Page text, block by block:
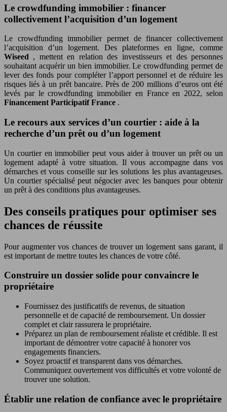
Le crowdfunding immobilier : financer
collectivement l’acquisition d’un logement
Le crowdfunding immobilier permet de financer collectivement
l’acquisition d’un logement. Des plateformes en ligne, comme
Wiseed , mettent en relation des investisseurs et des personnes
souhaitant acquérir un bien immobilier. Le crowdfunding permet de
lever des fonds pour compléter l’apport personnel et de réduire les
risques liés à un prêt bancaire. Près de 200 millions d’euros ont été
levés par le crowdfunding immobilier en France en 2022, selon
Financement Participatif France .
Le recours aux services d’un courtier : aide à la
recherche d’un prêt ou d’un logement
Un courtier en immobilier peut vous aider à trouver un prêt ou un
logement adapté à votre situation. Il vous accompagne dans vos
démarches et vous conseille sur les solutions les plus avantageuses.
Un courtier spécialisé peut négocier avec les banques pour obtenir
un prêt à des conditions plus avantageuses.
Des conseils pratiques pour optimiser ses
chances de réussite
Pour augmenter vos chances de trouver un logement sans garant, il
est important de mettre toutes les chances de votre côté.
Construire un dossier solide pour convaincre le
propriétaire
Fournissez des justificatifs de revenus, de situation
personnelle et de capacité de remboursement. Un dossier
complet et clair rassurera le propriétaire.
Préparez un plan de remboursement réaliste et crédible. Il est
important de démontrer votre capacité à honorer vos
engagements financiers.
Soyez proactif et transparent dans vos démarches.
Communiquez ouvertement vos difficultés et votre volonté de
trouver une solution.
Établir une relation de confiance avec le propriétaire